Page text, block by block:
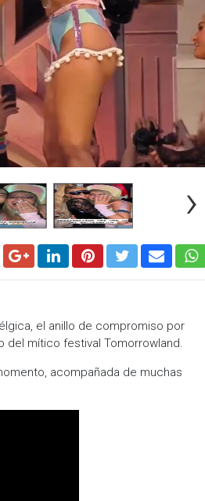
›
el anillo de compromiso por
del mítico festival Tomorrowland.
acompañada de muchas